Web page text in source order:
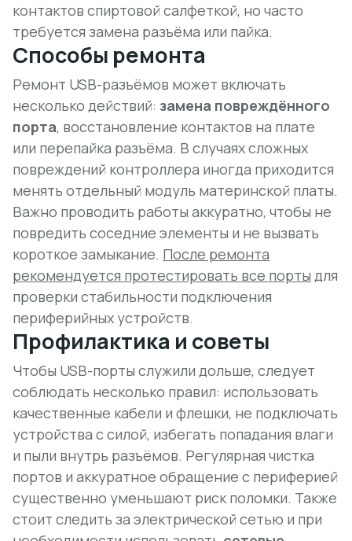
контактов спиртовой салфеткой, но часто
требуется замена разъёма или пайка.
Способы ремонта
Ремонт USB-разъёмов может включать
несколько действий: замена повреждённого
порта, восстановление контактов на плате
или перепайка разъёма. В случаях сложных
повреждений контроллера иногда приходится
менять отдельный модуль материнской платы.
Важно проводить работы аккуратно, чтобы не
повредить соседние элементы и не вызвать
короткое замыкание. После ремонта
рекомендуется протестировать все порты для
проверки стабильности подключения
периферийных устройств.
Профилактика и советы
Чтобы USB-порты служили дольше, следует
соблюдать несколько правил: использовать
качественные кабели и флешки, не подключать
устройства с силой, избегать попадания влаги
и пыли внутрь разъёмов. Регулярная чистка
портов и аккуратное обращение с периферией
существенно уменьшают риск поломки. Также
стоит следить за электрической сетью и при